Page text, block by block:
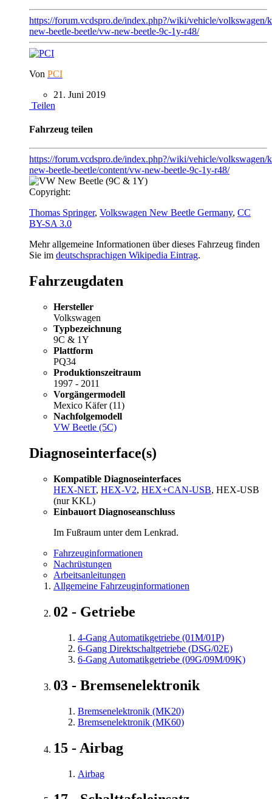
https://forum.vcdspro.de/index.php?/wiki/vehicle/volkswagen/
new-beetle-beetle/vw-new-beetle-9c-1y-r48/
Von PCI
21. Juni 2019
Teilen
Fahrzeug teilen
https://forum.vcdspro.de/index.php?/wiki/vehicle/volkswagen/
new-beetle-beetle/content/vw-new-beetle-9c-1y-r48/
Copyright:
Thomas Springer, Volkswagen New Beetle Germany, CC
BY-SA 3.0
Mehr allgemeine Informationen über dieses Fahrzeug finden
Sie im deutschsprachigen Wikipedia Eintrag.
Fahrzeugdaten
Hersteller
Volkswagen
Typbezeichnung
9C & 1Y
Plattform
PQ34
Produktionszeitraum
1997 - 2011
Vorgängermodell
Mexico Käfer (11)
Nachfolgemodell
VW Beetle (5C)
Diagnoseinterface(s)
Kompatible Diagnoseinterfaces
HEX-NET, HEX-V2, HEX+CAN-USB, HEX-USB
(nur KKL)
Einbauort Diagnoseanschluss
Im Fußraum unter dem Lenkrad.
Fahrzeuginformationen
Nachrüstungen
Arbeitsanleitungen
Allgemeine Fahrzeuginformationen
02 - Getriebe
4-Gang Automatikgetriebe (01M/01P)
6-Gang Direktschaltgetriebe (DSG/02E)
6-Gang Automatikgetriebe (09G/09M/09K)
03 - Bremsenelektronik
Bremsenelektronik (MK20)
Bremsenelektronik (MK60)
15 - Airbag
Airbag